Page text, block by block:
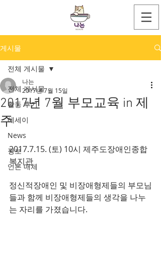
게시물
전체 게시물
활동 후기
에세이
News
정보
언론 매체
전체 게시물
2017년 7월 부모교육 in 제
주
나는
2017년 7월 15일
2017.7.15. (토) 10시 제주도장애인종합
복지관
정신적장애인 및 비장애형제들의 부모님
들과 함께 비장애형제들의 생각을 나누
는 자리를 가졌습니다.